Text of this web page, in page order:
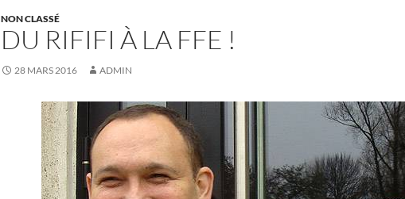
NON CLASSÉ
DU RIFIFI À LA FFE !
28 MARS 2016 ADMIN